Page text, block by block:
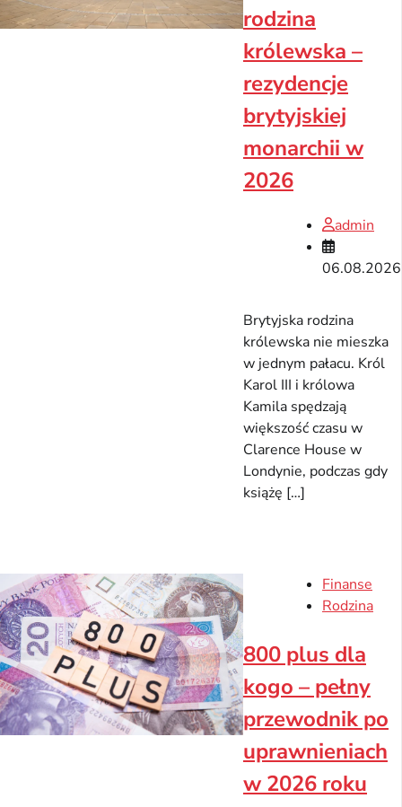
rodzina
królewska –
rezydencje
brytyjskiej
monarchii w
2026
admin
06.08.2026
Brytyjska rodzina
królewska nie mieszka
w jednym pałacu. Król
Karol III i królowa
Kamila spędzają
większość czasu w
Clarence House w
Londynie, podczas gdy
książę […]
Finanse
Rodzina
800 plus dla
kogo – pełny
przewodnik po
uprawnieniach
w 2026 roku